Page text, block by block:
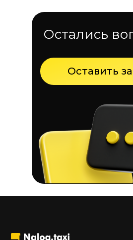
Оставить
Остались